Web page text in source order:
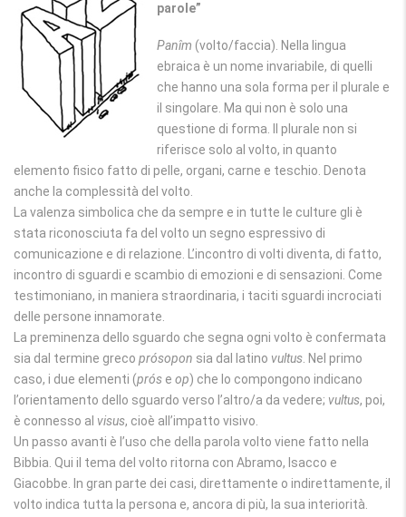
parole”
Panîm (volto/faccia). Nella lingua
ebraica è un nome invariabile, di quelli
che hanno una sola forma per il plurale e
il singolare. Ma qui non è solo una
questione di forma. Il plurale non si
riferisce solo al volto, in quanto
elemento fisico fatto di pelle, organi, carne e teschio. Denota
anche la complessità del volto.
La valenza simbolica che da sempre e in tutte le culture gli è
stata riconosciuta fa del volto un segno espressivo di
comunicazione e di relazione. L’incontro di volti diventa, di fatto,
incontro di sguardi e scambio di emozioni e di sensazioni. Come
testimoniano, in maniera straordinaria, i taciti sguardi incrociati
delle persone innamorate.
La preminenza dello sguardo che segna ogni volto è confermata
sia dal termine greco prósopon sia dal latino vultus . Nel primo
caso, i due elementi (prós e op) che lo compongono indicano
l’orientamento dello sguardo verso l’altro/a da vedere; vultus, poi,
è connesso al visus, cioè all’impatto visivo.
Un passo avanti è l’uso che della parola volto viene fatto nella
Bibbia. Qui il tema del volto ritorna con Abramo, Isacco e
Giacobbe. In gran parte dei casi, direttamente o indirettamente, il
volto indica tutta la persona e, ancora di più, la sua interiorità.